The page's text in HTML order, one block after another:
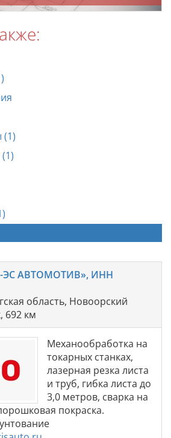
(1)
АВТОМОТИВ», ИНН
область, Новоорский
692 км
Механообработка на
токарных станках,
лазерная резка листа
и труб, гибка листа до
3,0 метров, сварка на
покраска.